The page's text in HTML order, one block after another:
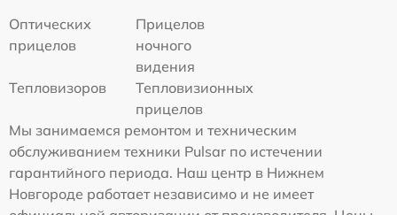
Оптических
прицелов
Прицелов
ночного
видения
Тепловизоров
Тепловизионных
прицелов
Мы занимаемся ремонтом и техническим
обслуживанием техники Pulsar по истечении
гарантийного периода. Наш центр в Нижнем
Новгороде работает независимо и не имеет